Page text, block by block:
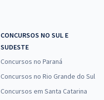
CONCURSOS NO SUL E
SUDESTE
Concursos no Paraná
Concursos no Rio Grande do Sul
Concursos em Santa Catarina